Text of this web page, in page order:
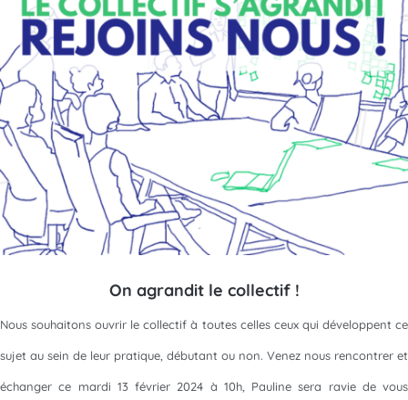
On agrandit le collectif !
Nous souhaitons ouvrir le collectif à toutes celles ceux qui développent ce
sujet au sein de leur pratique, débutant ou non. Venez nous rencontrer et
échanger ce mardi 13 février 2024 à 10h, Pauline sera ravie de vous